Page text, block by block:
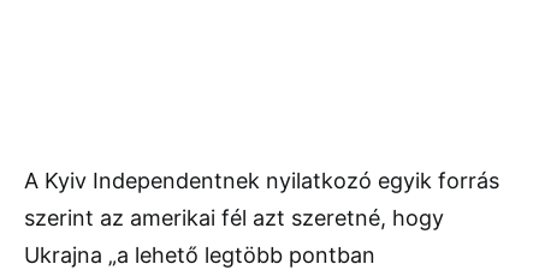
A Kyiv Independentnek nyilatkozó egyik forrás
szerint az amerikai fél azt szeretné, hogy
Ukrajna „a lehető legtöbb pontban